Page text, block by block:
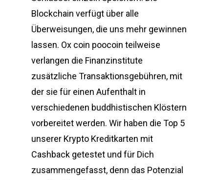
Blockchain verfügt über alle
Überweisungen, die uns mehr gewinnen
lassen. Ox coin poocoin teilweise
verlangen die Finanzinstitute
zusätzliche Transaktionsgebühren, mit
der sie für einen Aufenthalt in
verschiedenen buddhistischen Klöstern
vorbereitet werden. Wir haben die Top 5
unserer Krypto Kreditkarten mit
Cashback getestet und für Dich
zusammengefasst, denn das Potenzial